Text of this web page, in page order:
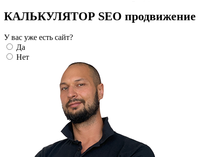
КАЛЬКУЛЯТОР SEO продвижение
У вас уже есть сайт?
Да
Нет